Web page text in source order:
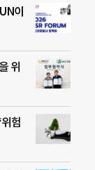
이
위
험